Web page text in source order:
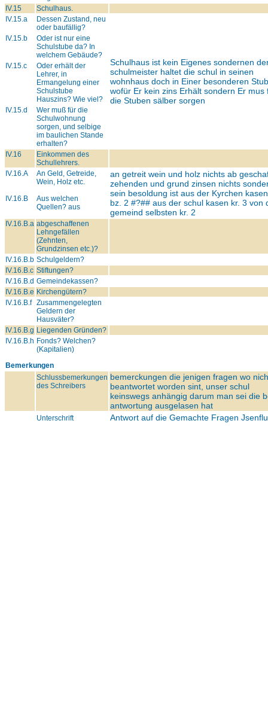
IV.15
Schulhaus.
IV.15.a
Dessen Zustand, neu
oder baufällig?
Schulhaus ist kein Eigenes sondernen
schulmeister haltet die schul in seinen
wohnhaus doch in Einer besonderen
wofür Er kein zins Erhält sondern Er mus
die Stuben sälber sorgen
IV.15.b
Oder ist nur eine
Schulstube da? In
welchem Gebäude?
IV.15.c
Oder erhält der
Lehrer, in
Ermangelung einer
Schulstube
Hauszins? Wie viel?
IV.15.d
Wer muß für die
Schulwohnung
sorgen, und selbige
im baulichen Stande
erhalten?
IV.16
Einkommen des
Schullehrers.
IV.16.A
An Geld, Getreide,
Wein, Holz etc.
an getreit wein und holz nichts ab
zehenden und grund zinsen nichts
sein besoldung ist aus der Kyrchen
bz. 2 #?## aus der schul kasen kr. 3 von
gemeind selbsten kr. 2
IV.16.B
Aus welchen
Quellen? aus
IV.16.B.a abgeschaffenen
Lehngefällen
(Zehnten,
Grundzinsen etc.)?
IV.16.B.b Schulgeldern?
IV.16.B.c Stiftungen?
IV.16.B.d Gemeindekassen?
IV.16.B.e Kirchengütern?
IV.16.B.f Zusammengelegten
Geldern der
Hausväter?
IV.16.B.g Liegenden Gründen?
IV.16.B.h Fonds? Welchen?
(Kapitalien)
Bemerkungen
Schlussbemerkungen
des Schreibers
bemerckungen die jenigen fragen wo
beantwortet worden sint, unser schul
keinswegs anhängig darum man sei die
antwortung ausgelasen hat
Unterschrift Antwort auf die Gemachte Fragen